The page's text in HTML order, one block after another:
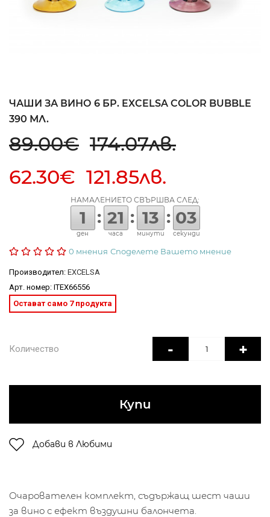
ЧАШИ ЗА ВИНО 6 БР. EXCELSA COLOR BUBBLE
390 МЛ.
89.00€ 174.07лв.
62.30€ 121.85лв.
НАМАЛЕНИЕТО СВЪРШВА СЛЕД:
1
ден
: 21
часа
: 13
минути
: 02
секунди
0 мнения Споделете Вашето мнение
Производител: EXCELSA
Арт. номер: ITEX66556
Остават само 7 продукта
Количество - +
Купи
Добави в Любими
Очарователен комплект, съдържащ шест чаши
за вино с ефект въздушни балончета.